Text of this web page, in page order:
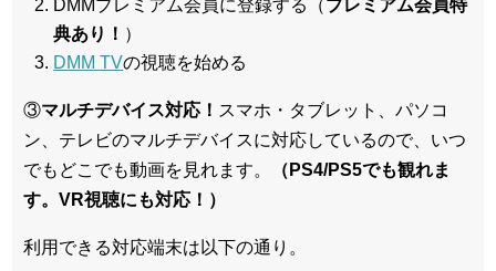
DMMプレミアム会員に登録する（プレミアム会員特
典あり！ ）
DMM TVの視聴を始める
③マルチデバイス対応！ スマホ・タブレット、パソコ
ン、テレビのマルチデバイスに対応しているので、いつ
でもどこでも動画を見れます。
（PS4/PS5でも観れま
す。VR視聴にも対応！）
利用できる対応端末は以下の通り。